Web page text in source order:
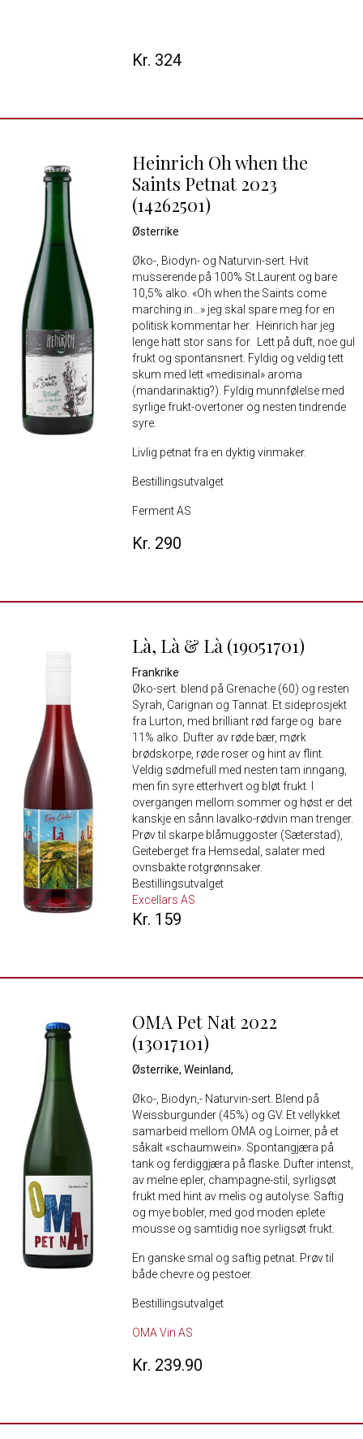
Kr. 324
Heinrich Oh when the
Saints Petnat 2023
(14262501)
Østerrike
Øko-, Biodyn- og Naturvin-sert. Hvit
musserende på 100% St.Laurent og bare
10,5% alko. «Oh when the Saints come
marching in…» jeg skal spare meg for en
politisk kommentar her. Heinrich har jeg
lenge hatt stor sans for. Lett på duft, noe gul
frukt og spontansnert. Fyldig og veldig tett
skum med lett «medisinal» aroma
(mandarinaktig?). Fyldig munnfølelse med
syrlige frukt-overtoner og nesten tindrende
syre.
Livlig petnat fra en dyktig vinmaker.
Bestillingsutvalget
Ferment AS
Kr. 290
Là, Là & Là (19051701)
Frankrike
Øko-sert. blend på Grenache (60) og resten
Syrah, Carignan og Tannat. Et sideprosjekt
fra Lurton, med brilliant rød farge og bare
11% alko. Dufter av røde bær, mørk
brødskorpe, røde roser og hint av flint.
Veldig sødmefull med nesten tam inngang,
men fin syre etterhvert og bløt frukt. I
overgangen mellom sommer og høst er det
kanskje en sånn lavalko-rødvin man trenger.
Prøv til skarpe blåmuggoster (Sæterstad),
Geiteberget fra Hemsedal, salater med
ovnsbakte rotgrønnsaker.
Bestillingsutvalget
Excellars AS
Kr. 159
OMA Pet Nat 2022
(13017101)
Østerrike, Weinland,
Øko-, Biodyn,- Naturvin-sert. Blend på
Weissburgunder (45%) og GV. Et vellykket
samarbeid mellom OMA og Loimer, på et
såkalt «schaumwein». Spontangjæra på
tank og ferdiggjæra på flaske. Dufter intenst,
av melne epler, champagne-stil, syrligsøt
frukt med hint av melis og autolyse. Saftig
og mye bobler, med god moden eplete
mousse og samtidig noe syrligsøt frukt.
En ganske smal og saftig petnat. Prøv til
både chevre og pestoer.
Bestillingsutvalget
OMA Vin AS
Kr. 239.90